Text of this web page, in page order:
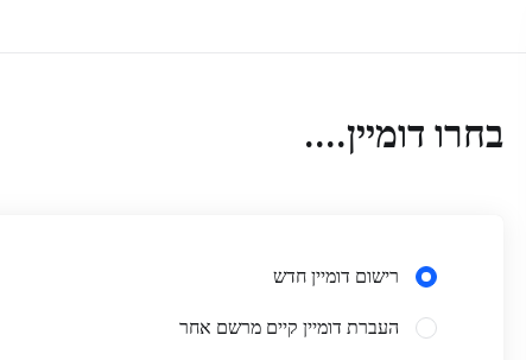
בחרו דומיין....
רישום דומיין חדש
העברת דומיין קיים מרשם אחר